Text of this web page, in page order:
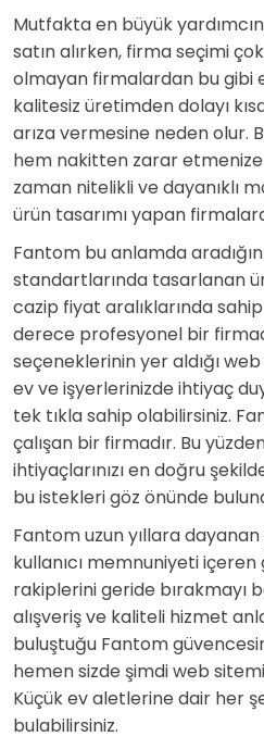
Mutfakta en büyük
satın alırken, firma seçimi
olmayan firmalardan bu gibi
kalitesiz üretimden dolayı
arıza vermesine neden olur.
hem nakitten zarar
zaman nitelikli ve dayanıklı
ürün tasarımı yapan
Fantom bu anlamda
standartlarında tasarlanan
cazip fiyat aralıklarında
derece profesyonel bir
seçeneklerinin yer aldığı
ev ve işyerlerinizde ihtiyaç
tek tıkla sahip olabilirsiniz.
çalışan bir firmadır. Bu
ihtiyaçlarınızı en doğru
bu istekleri göz önünde
Fantom uzun yıllara
kullanıcı memnuniyeti
rakiplerini geride bırakmayı
alışveriş ve kaliteli hizmet
buluştuğu Fantom
hemen sizde şimdi web
Küçük ev aletlerine dair her
bulabilirsiniz.